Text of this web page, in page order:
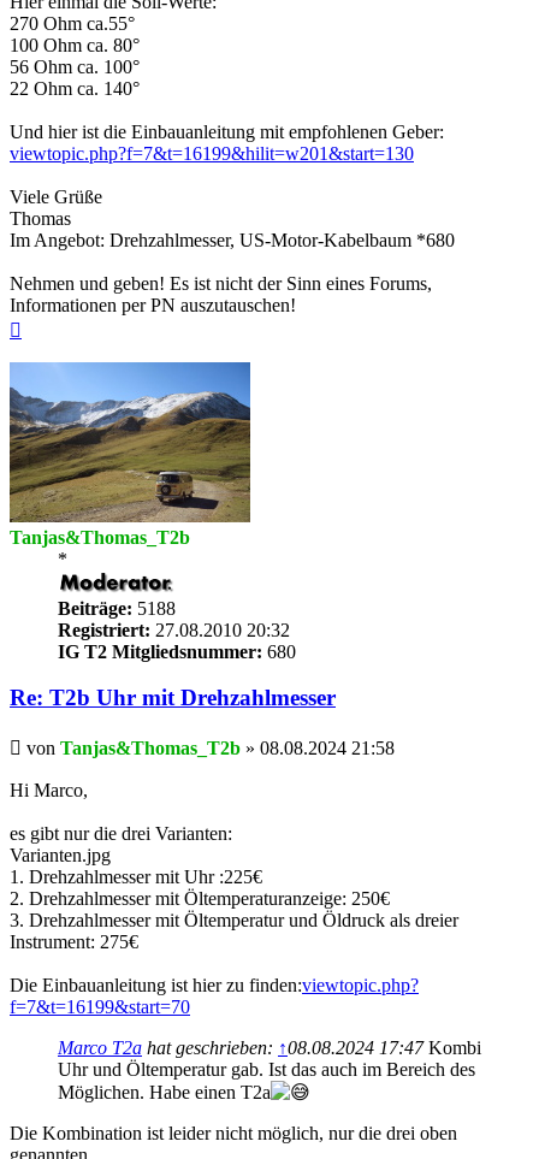
270 Ohm ca.55°
100 Ohm ca. 80°
56 Ohm ca. 100°
22 Ohm ca. 140°
Und hier ist die Einbauanleitung mit empfohlenen Geber:
viewtopic.php?f=7&t=16199&hilit=w201&start=130
Viele Grüße
Thomas
Im Angebot: Drehzahlmesser, US-Motor-Kabelbaum *680
Nehmen und geben! Es ist nicht der Sinn eines Forums,
Informationen per PN auszutauschen!
Tanjas&Thomas_T2b
*
Beiträge: 5188
Registriert: 27.08.2010 20:32
IG T2 Mitgliedsnummer: 680
Re: T2b Uhr mit Drehzahlmesser
Beitrag
von Tanjas&Thomas_T2b » 08.08.2024 21:58
Hi Marco,
es gibt nur die drei Varianten:
Varianten.jpg
1. Drehzahlmesser mit Uhr :225€
2. Drehzahlmesser mit Öltemperaturanzeige: 250€
3. Drehzahlmesser mit Öltemperatur und Öldruck als dreier
Instrument: 275€
Die Einbauanleitung ist hier zu finden:viewtopic.php?
f=7&t=16199&start=70
Marco T2a hat geschrieben: ↑08.08.2024 17:47Kombi
Uhr und Öltemperatur gab. Ist das auch im Bereich des
Möglichen. Habe einen T2a
Die Kombination ist leider nicht möglich, nur die drei oben
genannten.